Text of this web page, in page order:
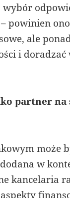
powinien
ale
i
partner na
może
w
kancelaria